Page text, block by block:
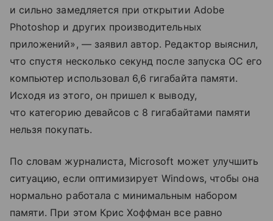
и сильно замедляется при открытии Adobe
Photoshop и других производительных
приложений», — заявил автор. Редактор выяснил,
что спустя несколько секунд после запуска ОС его
компьютер использовал 6,6 гигабайта памяти.
Исходя из этого, он пришел к выводу,
что категорию девайсов с 8 гигабайтами памяти
нельзя покупать.
По словам журналиста, Microsoft может улучшить
ситуацию, если оптимизирует Windows, чтобы она
нормально работала с минимальным набором
памяти. При этом Крис Хоффман все равно